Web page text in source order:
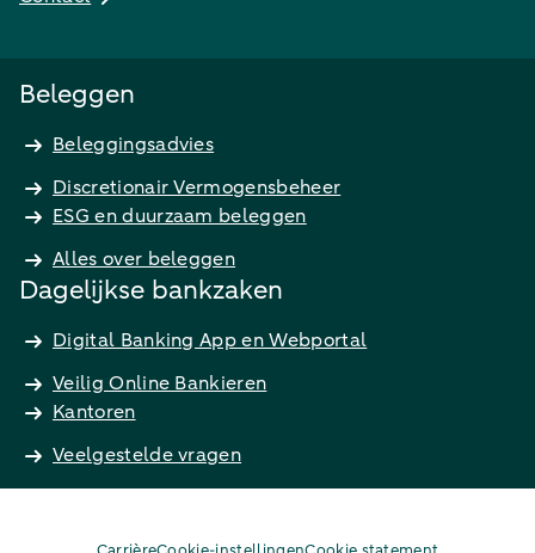
Beleggen
Beleggingsadvies
Discretionair Vermogensbeheer
ESG en duurzaam beleggen
Alles over beleggen
Dagelijkse bankzaken
Digital Banking App en Webportal
Veilig Online Bankieren
Kantoren
Veelgestelde vragen